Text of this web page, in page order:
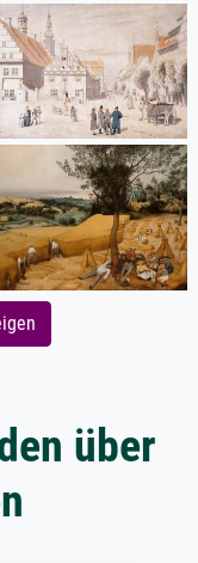
über